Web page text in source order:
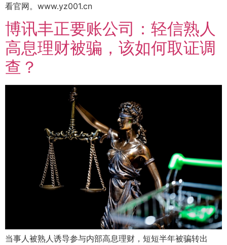
看官网。www.yz001.cn
博讯丰正要账公司：轻信熟人
高息理财被骗，该如何取证调
查？
当事人被熟人诱导参与内部高息理财，短短半年被骗转出